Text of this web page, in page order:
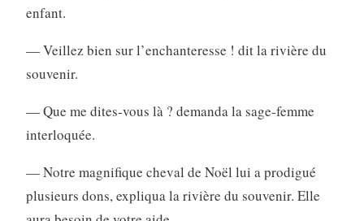
enfant.
— Veillez bien sur l’enchanteresse ! dit la rivière du
souvenir.
— Que me dites-vous là ? demanda la sage-femme
interloquée.
— Notre magnifique cheval de Noël lui a prodigué
plusieurs dons, expliqua la rivière du souvenir. Elle